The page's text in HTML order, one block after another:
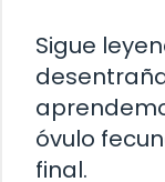
Sigue
óvulo
final.